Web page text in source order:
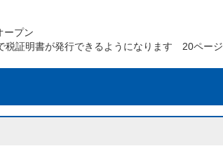
ープン
税証明書が発行できるようになります 20ページ